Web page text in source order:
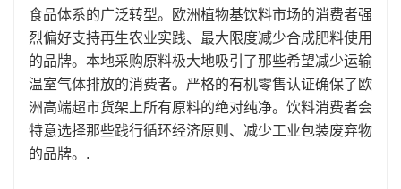
食品体系的广泛转型。欧洲植物基饮料市场的消费者强
烈偏好支持再生农业实践、最大限度减少合成肥料使用
的品牌。本地采购原料极大地吸引了那些希望减少运输
温室气体排放的消费者。严格的有机零售认证确保了欧
洲高端超市货架上所有原料的绝对纯净。饮料消费者会
特意选择那些践行循环经济原则、减少工业包装废弃物
的品牌。.